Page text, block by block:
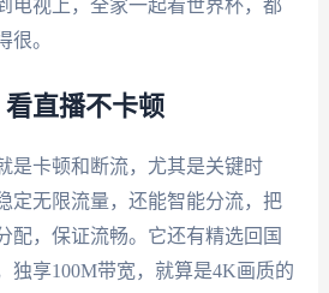
电视上，全家一起看世界杯，都
很。
直播不卡顿
是卡顿和断流，尤其是关键时
定无限流量，还能智能分流，把
配，保证流畅。它还有精选回国
独享100M带宽，就算是4K画质的